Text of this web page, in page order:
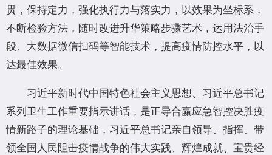
贯，保持定力，强化执行力与落实力，以效果为坐标系，
不断检验方法，随时改进升华策略步骤艺术，运用法治手
段、大数据微信扫码等智能技术，提高疫情防控水平，以
达最佳效果。
习近平新时代中国特色社会主义思想、习近平总书记
系列卫生工作重要指示讲话，是正导合赢应急智控决胜疫
情新路子的理论基础，习近平总书记亲自领导、指挥、带
领全国人民阻击疫情战争的伟大实践、辉煌成就、宝贵经